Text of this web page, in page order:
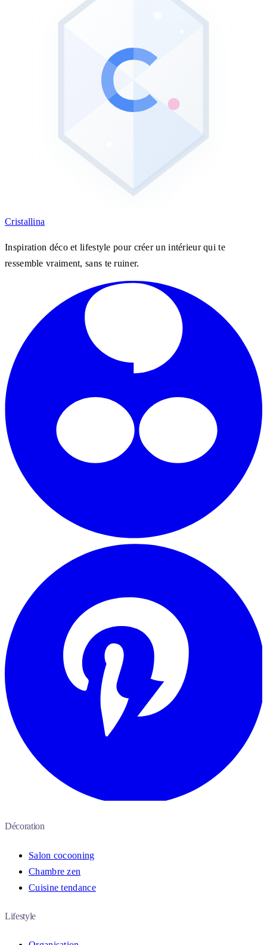
Cristallina
Inspiration déco et lifestyle pour créer un intérieur qui te
ressemble vraiment, sans te ruiner.
Décoration
Salon cocooning
Chambre zen
Cuisine tendance
Lifestyle